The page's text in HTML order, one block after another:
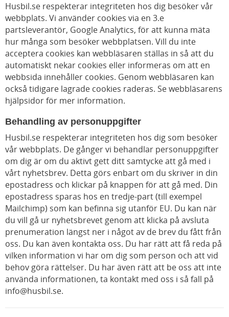
Husbil.se respekterar integriteten hos dig besöker vår
webbplats. Vi använder cookies via en 3.e
partsleverantör, Google Analytics, för att kunna mäta
hur många som besöker webbplatsen. Vill du inte
acceptera cookies kan webbläsaren ställas in så att du
automatiskt nekar cookies eller informeras om att en
webbsida innehåller cookies. Genom webbläsaren kan
också tidigare lagrade cookies raderas. Se webbläsarens
hjälpsidor för mer information.
Behandling av personuppgifter
Husbil.se respekterar integriteten hos dig som besöker
vår webbplats. De gånger vi behandlar personuppgifter
om dig är om du aktivt gett ditt samtycke att gå med i
vårt nyhetsbrev. Detta görs enbart om du skriver in din
epostadress och klickar på knappen för att gå med. Din
epostadress sparas hos en tredje-part (till exempel
Mailchimp) som kan befinna sig utanför EU. Du kan när
du vill gå ur nyhetsbrevet genom att klicka på avsluta
prenumeration längst ner i något av de brev du fått från
oss. Du kan även kontakta oss. Du har rätt att få reda på
vilken information vi har om dig som person och att vid
behov göra rättelser. Du har även rätt att be oss att inte
använda informationen, ta kontakt med oss i så fall på
info@husbil.se.